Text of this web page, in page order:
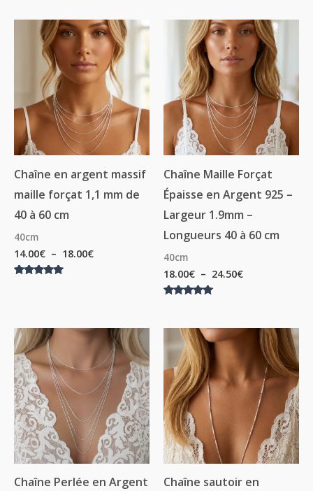
Chaîne en argent massif
maille forçat 1,1 mm de
40 à 60 cm
40cm
14.00€ – 18.00€
Plage
de
prix :
14.00€
à
18.00€
Chaîne Maille Forçat
Épaisse en Argent 925 –
Largeur 1.9mm –
Longueurs 40 à 60 cm
40cm
18.00€ – 24.50€
Plage
de
prix :
18.00€
à
24.50€
Chaîne Perlée en Argent
Plage
de
prix :
24.00€
à
35.00€
Chaîne sautoir en
Plage
prix :
33.00€
à
39.00€